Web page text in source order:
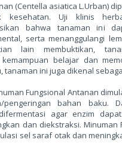
(Centella asiatica L.Urban)
kesehatan. Uji klinis
bahwa tanaman ini
serta menanggulangi
lain membuktikan,
kemampuan belajar dan
tanaman ini juga dikenal
Fungsional Antanan
pengeringan bahan baku.
agar enzim
dan diekstraksi. Minuman
sel saraf otak dan